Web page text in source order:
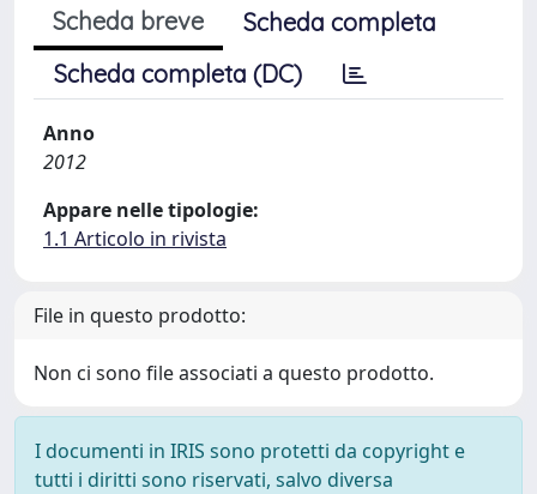
Scheda breve
Scheda completa
Scheda completa (DC)
Anno
2012
Appare nelle tipologie:
1.1 Articolo in rivista
File in questo prodotto:
Non ci sono file associati a questo prodotto.
I documenti in IRIS sono protetti da copyright e
tutti i diritti sono riservati, salvo diversa